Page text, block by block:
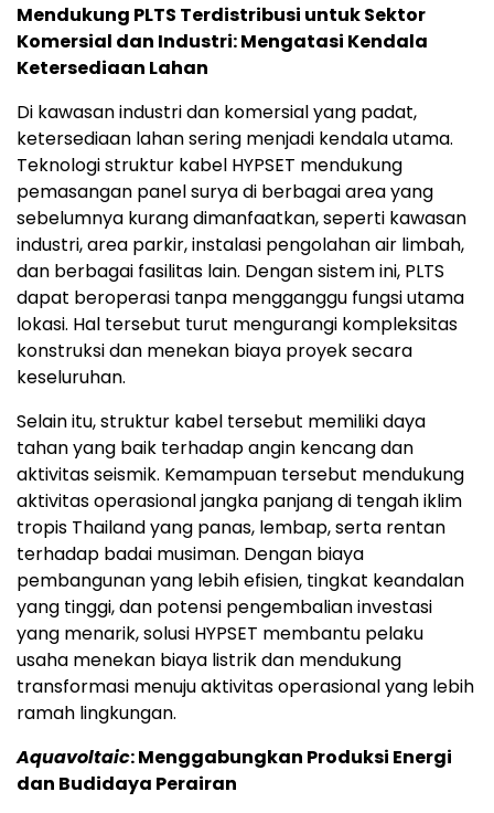
Mendukung PLTS Terdistribusi untuk Sektor
Komersial dan Industri: Mengatasi Kendala
Ketersediaan Lahan
Di kawasan industri dan komersial yang padat,
ketersediaan lahan sering menjadi kendala utama.
Teknologi struktur kabel HYPSET mendukung
pemasangan panel surya di berbagai area yang
sebelumnya kurang dimanfaatkan, seperti kawasan
industri, area parkir, instalasi pengolahan air limbah,
dan berbagai fasilitas lain. Dengan sistem ini, PLTS
dapat beroperasi tanpa mengganggu fungsi utama
lokasi. Hal tersebut turut mengurangi kompleksitas
konstruksi dan menekan biaya proyek secara
keseluruhan.
Selain itu, struktur kabel tersebut memiliki daya
tahan yang baik terhadap angin kencang dan
aktivitas seismik. Kemampuan tersebut mendukung
aktivitas operasional jangka panjang di tengah iklim
tropis Thailand yang panas, lembap, serta rentan
terhadap badai musiman. Dengan biaya
pembangunan yang lebih efisien, tingkat keandalan
yang tinggi, dan potensi pengembalian investasi
yang menarik, solusi HYPSET membantu pelaku
usaha menekan biaya listrik dan mendukung
transformasi menuju aktivitas operasional yang lebih
ramah lingkungan.
Aquavoltaic: Menggabungkan Produksi Energi
dan Budidaya Perairan